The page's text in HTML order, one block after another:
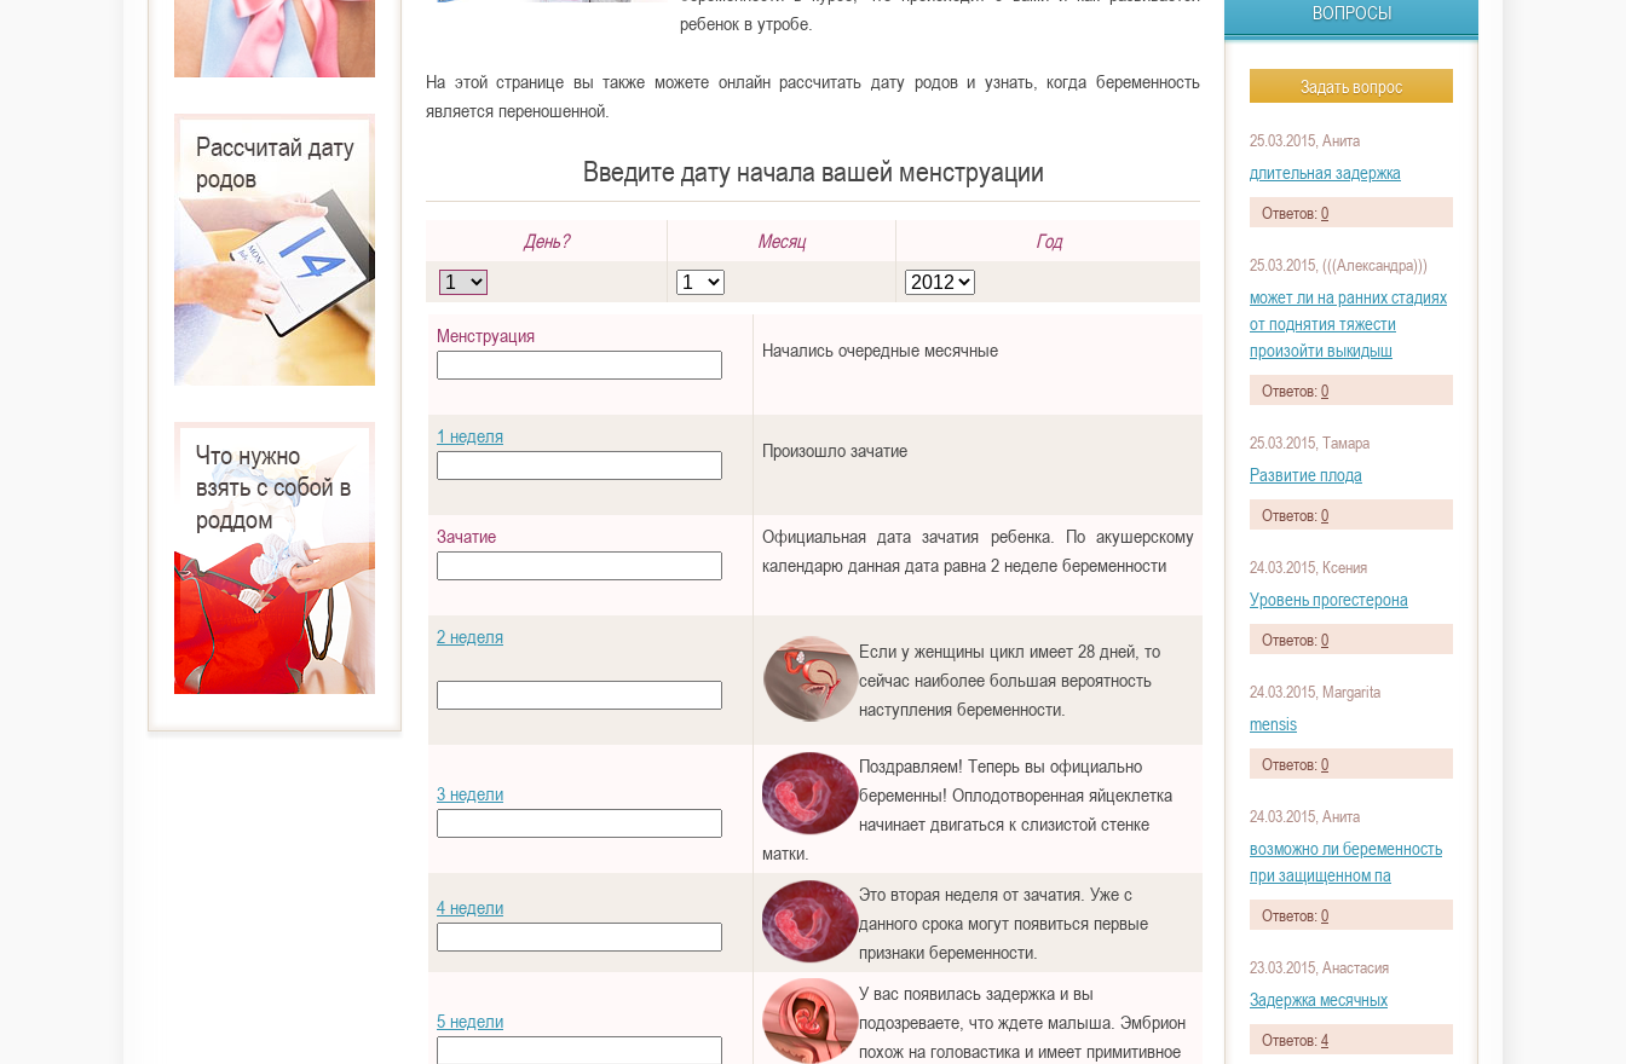
ребенок в утробе.
На этой странице вы также можете онлайн рассчитать дату родов и узнать, когда беременность
является переношенной.
Введите дату начала вашей менструации
День? Месяц Год
Менструация
Начались очередные месячные
1 неделя
Произошло зачатие
Зачатие
Официальная дата зачатия ребенка. По акушерскому
календарю данная дата равна 2 неделе беременности
2 неделя
Если у женщины цикл имеет 28 дней, то
сейчас наиболее большая вероятность
наступления беременности.
3 недели
Поздравляем! Теперь вы официально
беременны! Оплодотворенная яйцеклетка
начинает двигаться к слизистой стенке
матки.
4 недели
Это вторая неделя от зачатия. Уже с
данного срока могут появиться первые
признаки беременности.
5 недели
У вас появилась задержка и вы
подозреваете, что ждете малыша. Эмбрион
похож на головастика и имеет примитивное
ВОПРОСЫ
Задать вопрос
25.03.2015, Анита
длительная задержка
Ответов:0
25.03.2015, (((Александра)))
может ли на ранних стадиях
от поднятия тяжести
произойти выкидыш
Ответов:0
25.03.2015, Тамара
Развитие плода
Ответов:0
24.03.2015, Ксения
Уровень прогестерона
Ответов:0
24.03.2015, Margarita
mensis
Ответов:0
24.03.2015, Анита
возможно ли беременность
при защищенном па
Ответов:0
23.03.2015, Анастасия
Задержка месячных
Ответов:4